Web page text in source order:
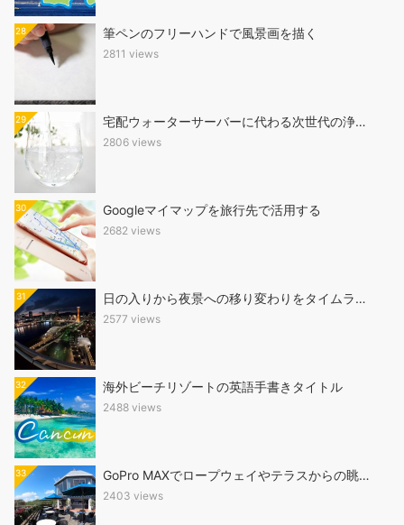
28 筆ペンのフリーハンドで風景画を描く
2811 views
29 宅配ウォーターサーバーに代わる次世代の浄…
2806 views
30 Googleマイマップを旅行先で活用する
2682 views
31 日の入りから夜景への移り変わりをタイムラ…
2577 views
32 海外ビーチリゾートの英語手書きタイトル
2488 views
33 GoPro MAXでロープウェイやテラスからの眺…
2403 views